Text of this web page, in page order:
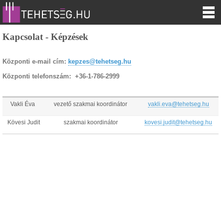
Kapcsolat - Képzések
Központi e-mail cím: kepzes@tehetseg.hu
Központi telefonszám: +36-1-786-2999
Vakli Éva vezető szakmai koordinátor vakli.eva@tehetseg.hu
Kövesi Judit szakmai koordinátor kovesi.judit@tehetseg.hu